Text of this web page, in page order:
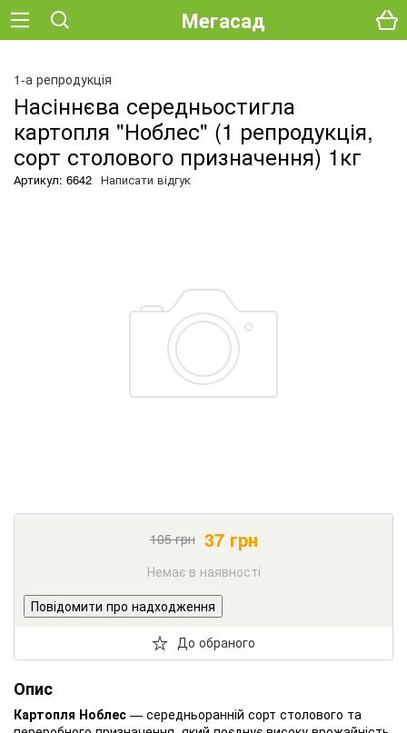
Мегасад
1-а репродукція
Насіннєва середньостигла
картопля "Ноблес" (1 репродукція,
сорт столового призначення) 1кг
Артикул: 6642 Написати відгук
105грн 37грн
Немає в наявності
Повідомити про надходження
До обраного
Опис
Картопля Ноблес — середньоранній сорт столового та